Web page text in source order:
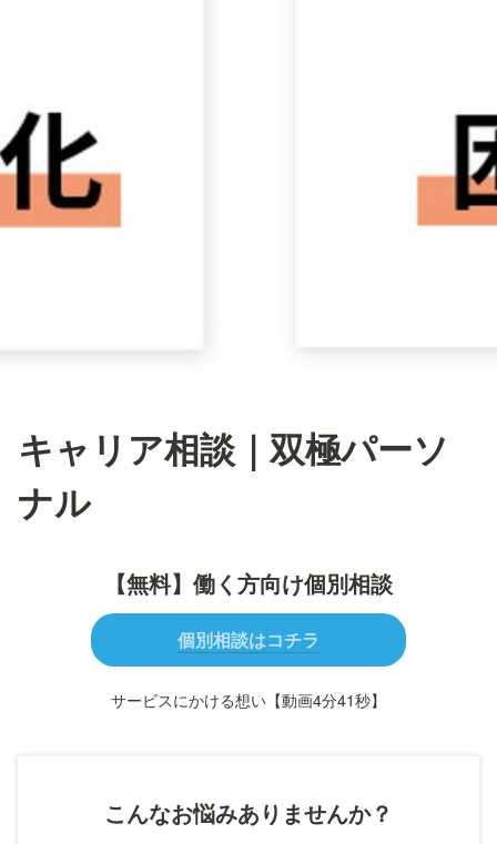
キャリア相談｜双極パーソ
ナル
【無料】働く方向け個別相談
個別相談はコチラ
サービスにかける想い【動画4分41秒】
こんなお悩みありませんか？